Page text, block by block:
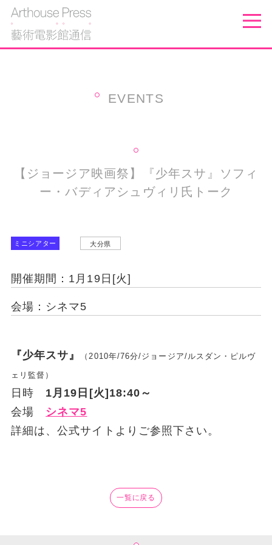
EVENTS
【ジョージア映画祭】『少年スサ』ソフィ
ー・バディアシュヴィリ氏トーク
ミニシアター 大分県
開催期間：1月19日[火]
会場：シネマ5
『少年スサ』 （2010年/76分/ジョージア/ルスダン・ピルヴ
ェリ監督）
日時 1月19日[火]18:40～
会場 シネマ5
詳細は、公式サイトよりご参照下さい。
一覧に戻る